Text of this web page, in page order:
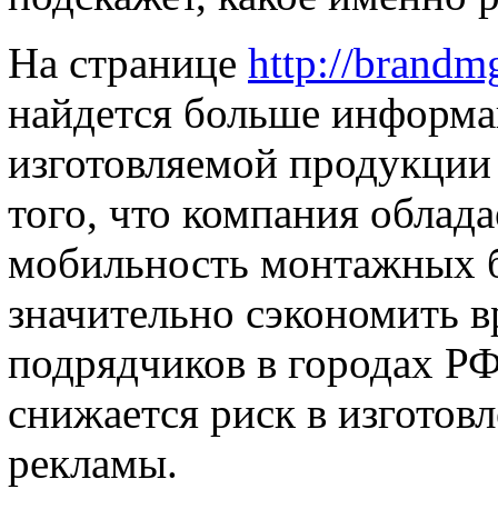
На странице http://
найдется больше
изготовляемой
того, что компания
мобильность монтажных
значительно сэкономить
подрядчиков в городах
снижается риск в
рекламы.